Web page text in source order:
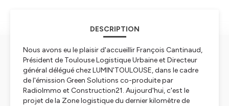
DESCRIPTION
Nous avons eu le plaisir d'accueillir François Cantinaud,
Président de Toulouse Logistique Urbaine et Directeur
général délégué chez LUMIN'TOULOUSE, dans le cadre
de l'émission Green Solutions co-produite par
RadioImmo et Construction21. Aujourd'hui, c'est le
projet de la Zone logistique du dernier kilomètre de